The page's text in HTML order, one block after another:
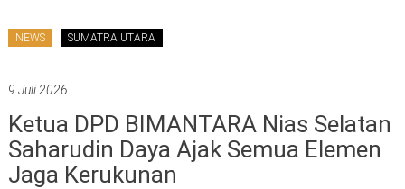
NEWS SUMATRA UTARA
9 Juli 2026
Ketua DPD BIMANTARA Nias Selatan
Saharudin Daya Ajak Semua Elemen
Jaga Kerukunan